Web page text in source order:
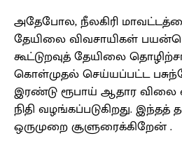
அதேபோல, நீலகிரி
தேயிலை விவசாயிகள்
கூட்டுறவுத் தேயிலை
கொள்முதல் செய்யப்பட்ட
இரண்டு ரூபாய் ஆதார விலை
நிதி வழங்கப்படுகிறது.
ஒருமுறை சூளுரைக்கிறேன் .